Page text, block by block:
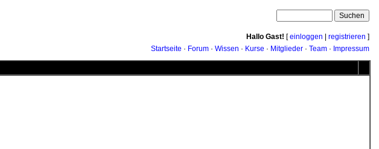
Hallo Gast! [einloggen registrieren ]
Startseite · Forum · Wissen · Kurse · Mitglieder · Team · Impressum